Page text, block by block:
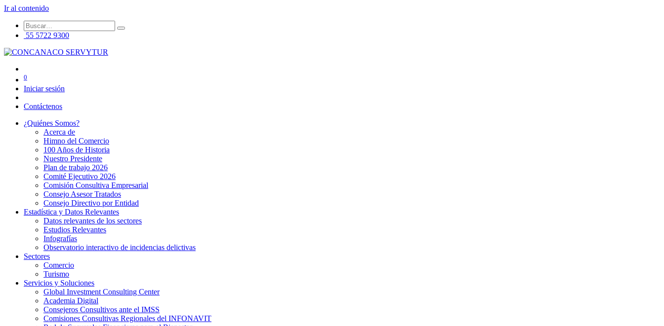
Ir al contenido
55 5722 9300
0
Iniciar sesión
Contáctenos
¿Quiénes Somos?
Acerca de
Himno del Comercio
100 Años de Historia
Nuestro Presidente
Plan de trabajo 2026
Comité Ejecutivo 2026
Comisión Consultiva Empresarial
Consejo Asesor Tratados
Consejo Directivo por Entidad
Estadística y Datos Relevantes
Datos relevantes de los sectores
Estudios Relevantes
Infografías
Observatorio interactivo de incidencias delictivas
Sectores
Comercio
Turismo
Servicios y Soluciones
Global Investment Consulting Center
Academia Digital
Consejeros Consultivos ante el IMSS
Comisiones Consultivas Regionales del INFONAVIT